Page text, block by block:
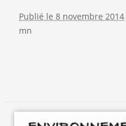
Publié le 8 novembre 2014
mn